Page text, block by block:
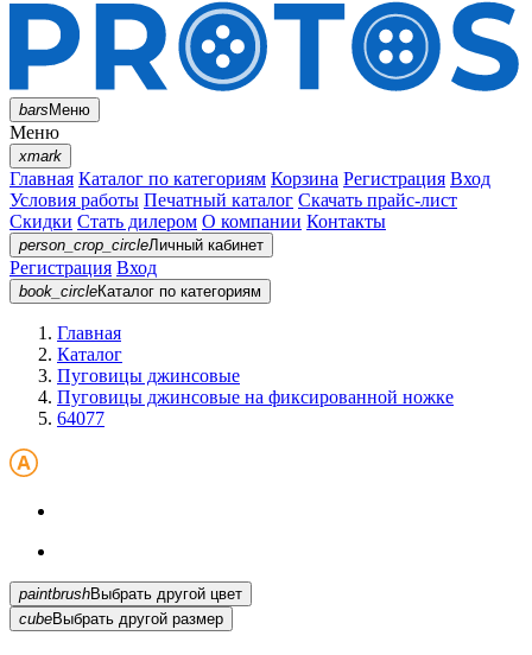
barsМеню
Меню
xmark
Главная Каталог по категориям Корзина Регистрация Вход
Условия работы Печатный каталог Скачать прайс-лист
Скидки Стать дилером О компании Контакты
person_crop_circleЛичный кабинет
Регистрация Вход
book_circleКаталог по категориям
Главная
Каталог
Пуговицы джинсовые
Пуговицы джинсовые на фиксированной ножке
64077
paintbrush
Выбрать другой цвет
cubeВыбрать другой размер